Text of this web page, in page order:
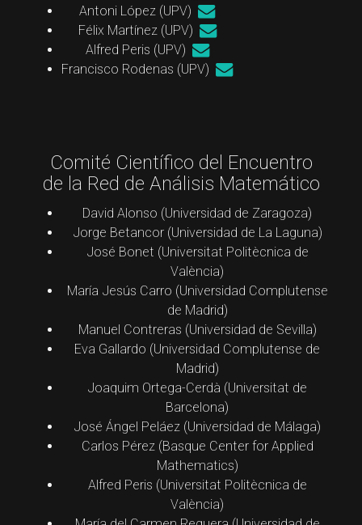
Antoni López (UPV)
Félix Martínez (UPV)
Alfred Peris (UPV)
Francisco Rodenas (UPV)
Comité Científico del Encuentro
de la Red de Análisis Matemático
David Alonso (Universidad de Zaragoza)
Jorge Betancor (Universidad de La Laguna)
José Bonet (Universitat Politècnica de
València)
María Jesús Carro (Universidad Complutense
de Madrid)
Manuel Contreras (Universidad de Sevilla)
Eva Gallardo (Universidad Complutense de
Madrid)
Joaquim Ortega-Cerdà (Universitat de
Barcelona)
José Ángel Peláez (Universidad de Málaga)
Carlos Pérez (Basque Center for Applied
Mathematics)
Alfred Peris (Universitat Politècnica de
València)